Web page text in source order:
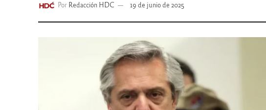
Por Redacción HDC 19 de junio de 2025